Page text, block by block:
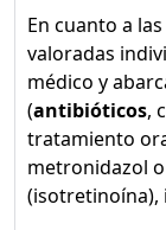
En cuanto a
valoradas
médico y
(antibióticos,
tratamiento
metronidazol
(isotretinoína),